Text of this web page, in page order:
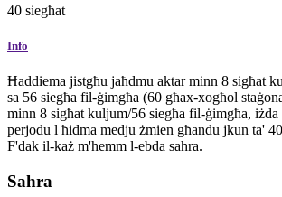
40 siegħat
Info
Ħaddiema jistgħu jaħdmu aktar minn 8 sigħat
sa 56 siegħa fil-ġimgħa (60 għax-xogħol
minn 8 sigħat kuljum/56 siegħa fil-ġimgħa,
perjodu l ħidma medju żmien għandu jkun ta'
F'dak il-każ m'hemm l-ebda sahra.
Sahra